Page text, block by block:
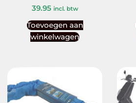
39.95 incl. btw
Toevoegen aan
winkelwagen